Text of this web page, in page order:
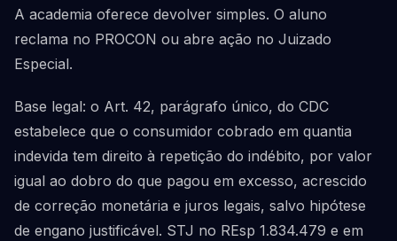
A academia oferece devolver simples. O aluno
reclama no PROCON ou abre ação no Juizado
Especial.
Base legal: o Art. 42, parágrafo único, do CDC
estabelece que o consumidor cobrado em quantia
indevida tem direito à repetição do indébito, por valor
igual ao dobro do que pagou em excesso, acrescido
de correção monetária e juros legais, salvo hipótese
de engano justificável. STJ no REsp 1.834.479 e em